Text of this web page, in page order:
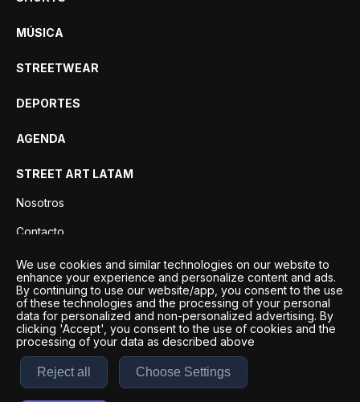
MÚSICA
STREETWEAR
DEPORTES
AGENDA
STREET ART LATAM
Nosotros
Contacto
Privacidad
Desarrollo por
We use cookies and similar technologies on our website to
enhance your experience and personalize content and ads.
By continuing to use our website/app, you consent to the use
of these technologies and the processing of your personal
data for personalized and non-personalized advertising. By
clicking 'Accept', you consent to the use of cookies and the
processing of your data as described above
Reject all Choose Settings